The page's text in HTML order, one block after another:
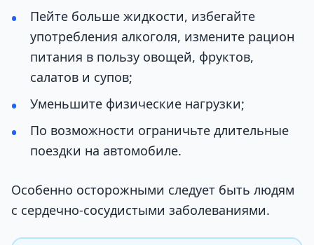
Пейте больше жидкости, избегайте
употребления алкоголя, измените рацион
питания в пользу овощей, фруктов,
салатов и супов;
Уменьшите физические нагрузки;
По возможности ограничьте длительные
поездки на автомобиле.
Особенно осторожными следует быть людям
с сердечно-сосудистыми заболеваниями.